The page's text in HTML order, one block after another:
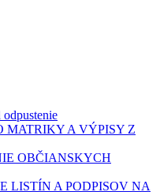
MATRIKY A VÝPISY Z
OBČIANSKYCH
LISTÍN A PODPISOV NA